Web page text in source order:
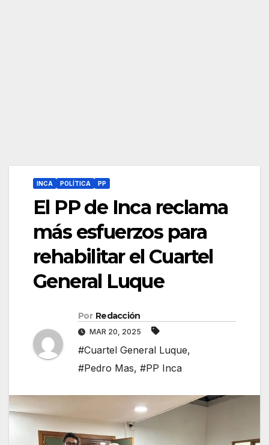
INCA POLÍTICA PP
El PP de Inca reclama
más esfuerzos para
rehabilitar el Cuartel
General Luque
Por Redacción
MAR 20, 2025
#Cuartel General Luque,
#Pedro Mas, #PP Inca